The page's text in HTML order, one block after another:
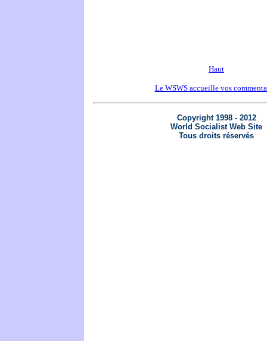
Haut
Le WSWS accueille vos
Copyright 1998 - 2012
World Socialist Web Site
Tous droits réservés